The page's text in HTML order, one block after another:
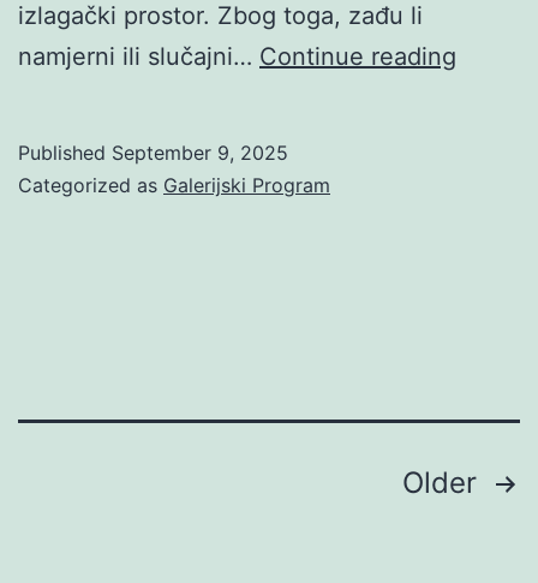
izlagački prostor. Zbog toga, zađu li
namjerni ili slučajni… Continue reading
Published September 9, 2025
Categorized as Galerijski Program
Older